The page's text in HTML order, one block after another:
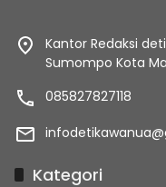
Kantor Redaksi
Sumompo Kota
085827827118
Kategori